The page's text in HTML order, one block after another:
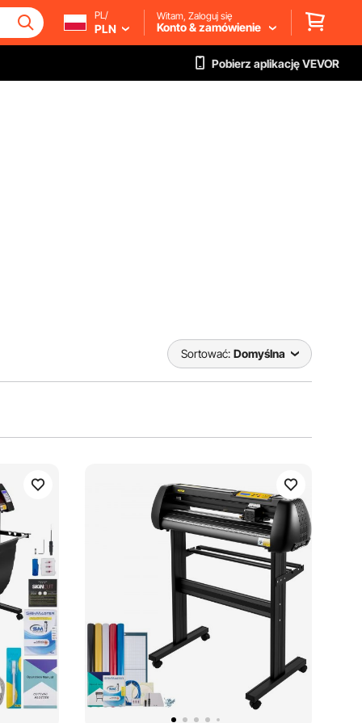
PL/
PLN
Witam, Zaloguj się
Konto & zamówienie
Pobierz aplikację VEVOR
Sortować: Domyślna